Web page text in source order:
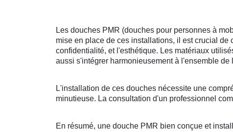
Les douches PMR (douches pour personnes à
mise en place de ces installations, il est crucial
confidentialité, et l'esthétique. Les matériaux
aussi s'intégrer harmonieusement à l'ensemble de
L'installation de ces douches nécessite une
minutieuse. La consultation d'un professionnel
En résumé, une douche PMR bien conçue et